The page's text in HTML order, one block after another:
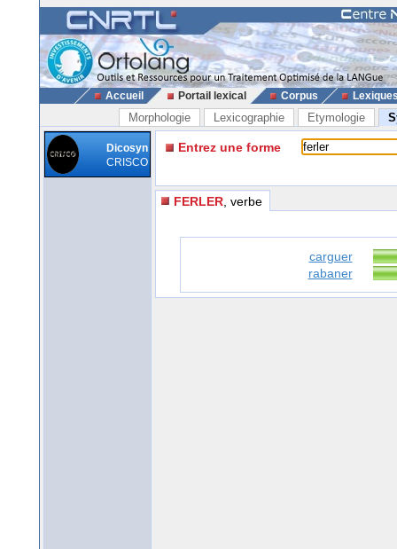
Accueil Portail lexical Corpus
Morphologie Lexicographie Etymologie
Dicosyn
CRISCO
Entrez une forme
FERLER , verbe
carguer
rabaner